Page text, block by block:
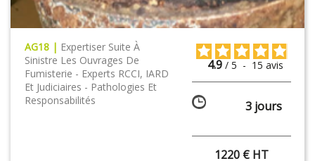
AG18 | Expertiser Suite À
Sinistre Les Ouvrages De
Fumisterie - Experts RCCI, IARD
Et Judiciaires - Pathologies Et
Responsabilités
4.9 / 5 - 15 avis
3 jours
1220 € HT